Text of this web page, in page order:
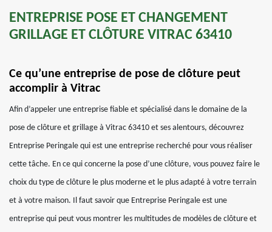
ENTREPRISE POSE ET CHANGEMENT
GRILLAGE ET CLÔTURE VITRAC 63410
Ce qu’une entreprise de pose de clôture peut
accomplir à Vitrac
Afin d’appeler une entreprise fiable et spécialisé dans le domaine de la
pose de clôture et grillage à Vitrac 63410 et ses alentours, découvrez
Entreprise Peringale qui est une entreprise recherché pour vous réaliser
cette tâche. En ce qui concerne la pose d’une clôture, vous pouvez faire le
choix du type de clôture le plus moderne et le plus adapté à votre terrain
et à votre maison. Il faut savoir que Entreprise Peringale est une
entreprise qui peut vous montrer les multitudes de modèles de clôture et